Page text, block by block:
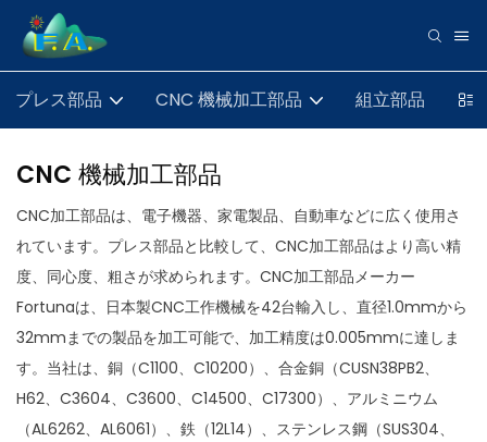
プレス部品 CNC 機械加工部品 組立部品
CNC 機械加工部品
CNC加工部品は、電子機器、家電製品、自動車などに広く使用さ
れています。プレス部品と比較して、CNC加工部品はより高い精
度、同心度、粗さが求められます。CNC加工部品メーカー
Fortunaは、日本製CNC工作機械を42台輸入し、直径1.0mmから
32mmまでの製品を加工可能で、加工精度は0.005mmに達しま
す。当社は、銅（C1100、C10200）、合金銅（CUSN38PB2、
H62、C3604、C3600、C14500、C17300）、アルミニウム
（AL6262、AL6061）、鉄（12L14）、ステンレス鋼（SUS304、